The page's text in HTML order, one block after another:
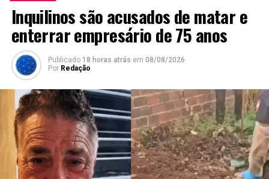
Inquilinos são acusados de matar e
enterrar empresário de 75 anos
Publicado 18 horas atrás em 08/08/2026
Por Redação